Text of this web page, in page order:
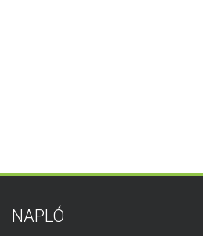
NAPLÓ